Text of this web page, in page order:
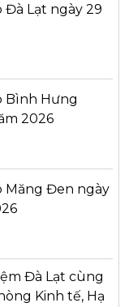
Lạt ngày 29
Bình Hưng
2026
Măng Đen ngày
Đà Lạt cùng
Kinh tế, Hạ